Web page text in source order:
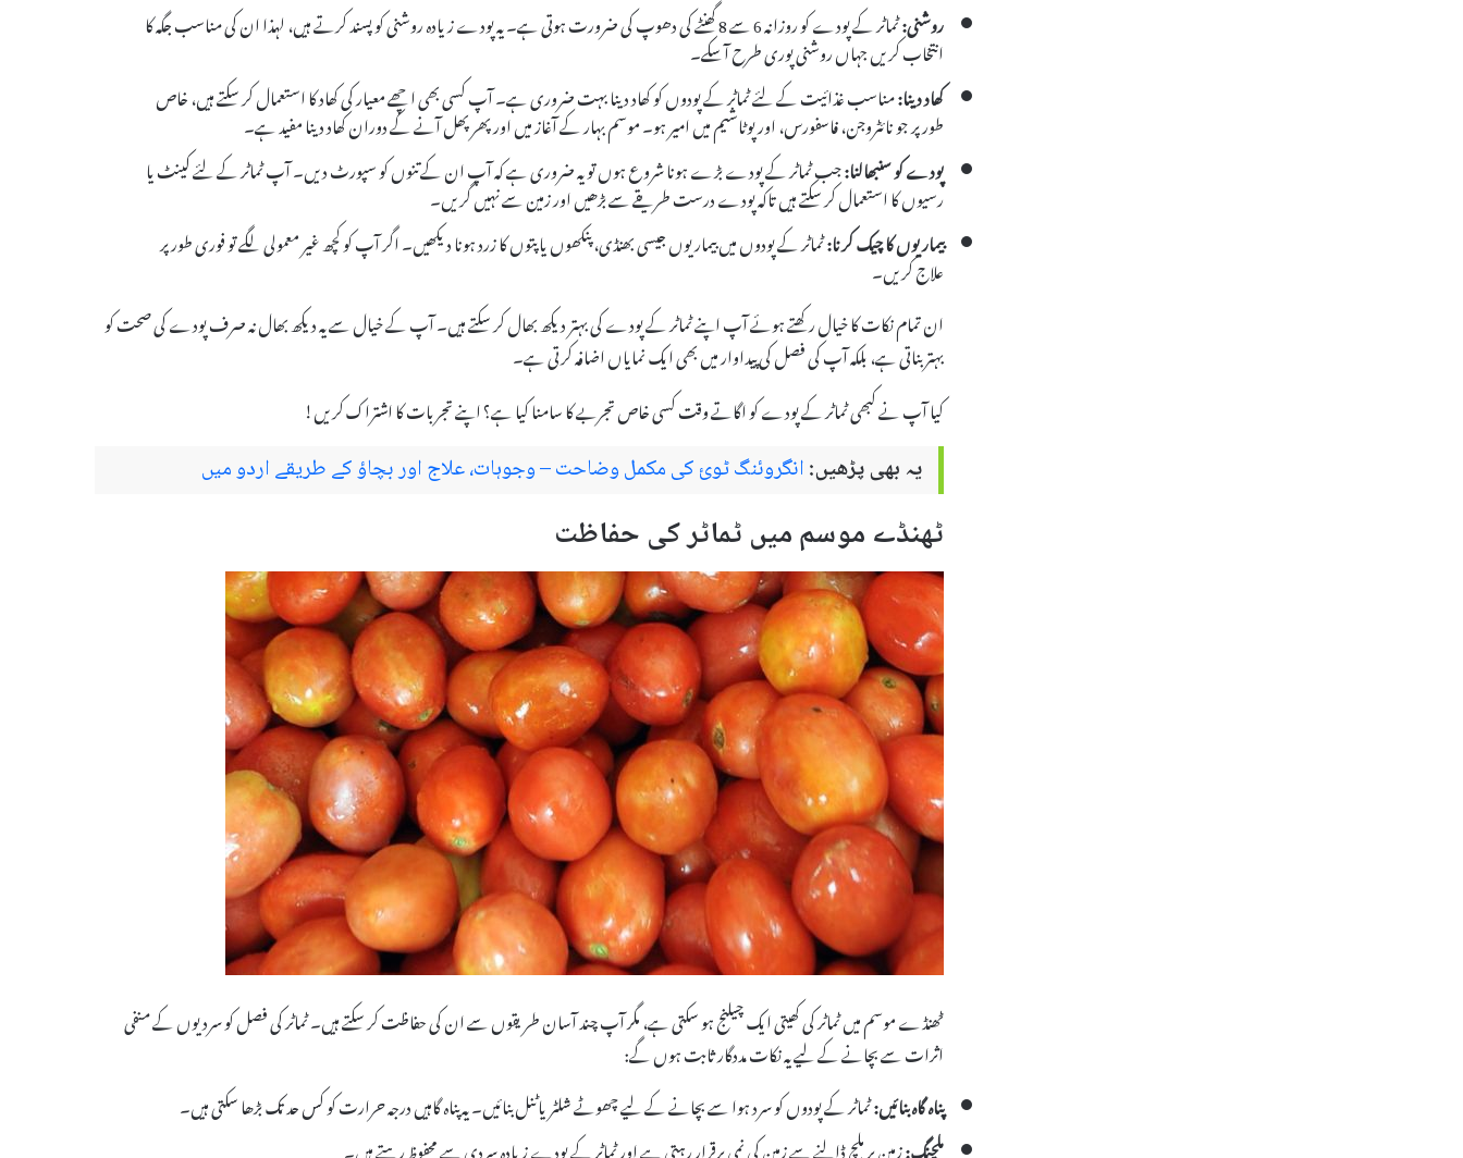
روشنی:
ٹماٹر کے پودے کو روزانہ 6 سے 8 گھنٹے کی دھوپ کی ضرورت ہوتی ہے۔ یہ پودے زیادہ روشنی کو پسند کرتے ہیں، لہذا ان کی مناسب جگہ کا
انتخاب کریں جہاں روشنی پوری طرح آسکے۔
کھاد دینا:مناسب غذائیت کے لئے ٹماٹر کے پودوں کو کھاد دینا بہت ضروری ہے۔ آپ کسی بھی اچھے معیار کی کھاد کا استعمال کر سکتے ہیں، خاص
طور پر جو نائٹروجن، فاسفورس، اور پوٹاشیم میں امیر ہو۔ موسم بہار کے آغاز میں اور پھر پھل آنے کے دوران کھاد دینا مفید ہے۔
پودے کو سنبھالنا:جب ٹماٹر کے پودے بڑے ہونا شروع ہوں تو یہ ضروری ہے کہ آپ ان کے تنوں کو سپورٹ دیں۔ آپ ٹماٹر کے لئے کینٹ یا
رسیوں کا استعمال کر سکتے ہیں تاکہ پودے درست طریقے سے بڑھیں اور زمین سے نہیں گریں۔
بیماریوں کا چیک کرنا:ٹماٹر کے پودوں میں بیماریوں جیسی بھنڈی، پنکھوں یا پتوں کا زرد ہونا دیکھیں۔ اگر آپ کو کچھ غیر معمولی لگے تو فوری طور پر
علاج کریں۔
ان تمام نکات کا خیال رکھتے ہوئے آپ اپنے ٹماٹر کے پودے کی بہتر دیکھ بھال کر سکتے ہیں۔ آپ کے خیال سے یہ دیکھ بھال نہ صرف پودے کی صحت کو
بہتر بناتی ہے، بلکہ آپ کی فصل کی پیداوار میں بھی ایک نمایاں اضافہ کرتی ہے۔
کیا آپ نے کبھی ٹماٹر کے پودے کو اگاتے وقت کسی خاص تجربے کا سامنا کیا ہے؟ اپنے تجربات کا اشتراک کریں!
یہ بھی پڑھیں:انگروئنگ ٹوئ کی مکمل وضاحت – وجوہات، علاج اور بچاؤ کے طریقے اردو میں
ٹھنڈے موسم میں ٹماٹر کی حفاظت
ٹھنڈے موسم میں ٹماٹر کی کھیتی ایک چیلنج ہو سکتی ہے، مگر آپ چند آسان طریقوں سے ان کی حفاظت کر سکتے ہیں۔ ٹماٹر کی فصل کو سردیوں کے منفی
اثرات سے بچانے کے لیے یہ نکات مددگار ثابت ہوں گے:
پناہ گاہ بنائیں:ٹماٹر کے پودوں کو سرد ہوا سے بچانے کے لیے چھوٹے شلٹر یا ٹنل بنائیں۔ یہ پناہ گاہیں درجہ حرارت کو کس حد تک بڑھا سکتی ہیں۔
ملچنگ:زمین پر ملچ ڈالنے سے زمین کی نمی برقرار رہتی ہے اور ٹماٹر کے پودے زیادہ سردی سے محفوظ رہتے ہیں۔